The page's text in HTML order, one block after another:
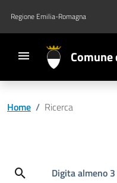
Vai al contenuto principale
Vai al footer
Regione Emilia-Romagna
Home / Ricerca
Digita almeno